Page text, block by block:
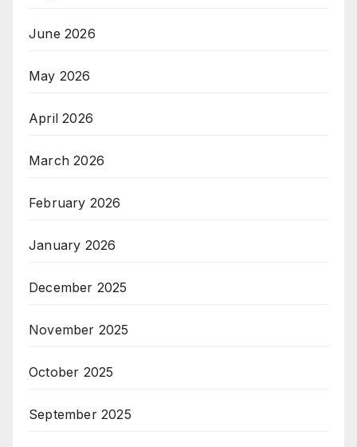
June 2026
May 2026
April 2026
March 2026
February 2026
January 2026
December 2025
November 2025
October 2025
September 2025